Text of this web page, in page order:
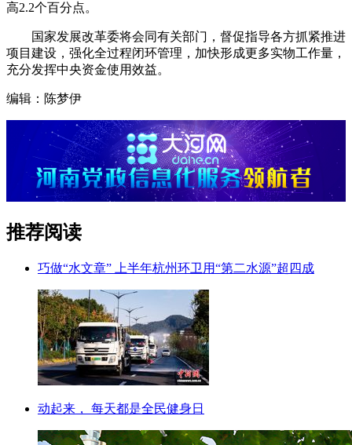
高2.2个百分点。
国家发展改革委将会同有关部门，督促指导各方抓紧推进
项目建设，强化全过程闭环管理，加快形成更多实物工作量，
充分发挥中央资金使用效益。
编辑：陈梦伊
推荐阅读
巧做“水文章” 上半年杭州环卫用“第二水源”超四成
动起来， 每天都是全民健身日